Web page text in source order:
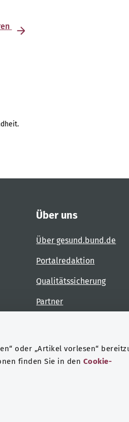
oder „Artikel vorlesen“
finden Sie in den Cookie-
Über uns
Über gesund.bund.de
Portalredaktion
Qualitätssicherung
Partner